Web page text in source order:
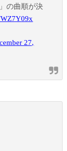
の曲順が決
27,